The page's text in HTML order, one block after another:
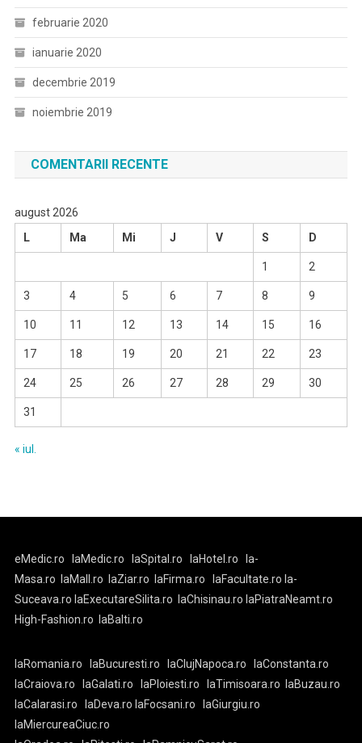
februarie 2020
ianuarie 2020
decembrie 2019
noiembrie 2019
COMENTARII RECENTE
august 2026
L
Ma Mi J V S D
1 2
3 4 5 6 7 8 9
10 11 12 13 14 15 16
17 18 19 20 21 22 23
24 25 26 27 28 29 30
31
« iul.
eMedic.ro laMedic.ro laSpital.ro laHotel.ro
la-
Masa.ro
laMall.ro laZiar.ro laFirma.ro laFacultate.ro la-
Suceava.ro laExecutareSilita.ro laChisinau.ro laPiatraNeamt.ro
High-Fashion.ro
laBalti.ro
laRomania.ro laBucuresti.ro laClujNapoca.ro
laConstanta.ro
laCraiova.ro
laGalati.ro laPloiesti.ro laTimisoara.ro
laBuzau.ro
laCalarasi.ro
laDeva.ro laFocsani.ro
laGiurgiu.ro
laMiercureaCiuc.ro